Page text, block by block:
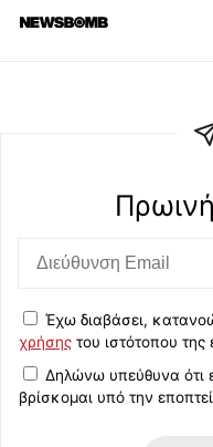
Έχω διαβάσει,
χρήσης του ιστότοπου της
Δηλώνω υπεύθυνα ότι
βρίσκομαι υπό την